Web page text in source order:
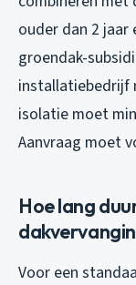
ouder dan 2
groendak-
installatiebedrijf
isolatie moet
Aanvraag moet
Hoe lang
Voor een